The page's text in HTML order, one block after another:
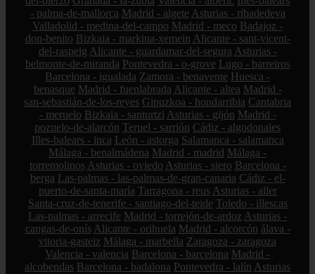
- palma-de-mallorca Madrid - algete Asturias - ribadedeva
Valladolid - medina-del-campo Madrid - meco Badajoz -
don-benito Bizkaia - markina-xemein Alicante - sant-vicent-
del-raspeig Alicante - guardamar-del-segura Asturias -
belmonte-de-miranda Pontevedra - o-grove Lugo - barreiros
Barcelona - igualada Zamora - benavente Huesca -
benasque Madrid - fuenlabrada Alicante - altea Madrid -
san-sebastián-de-los-reyes Gipuzkoa - hondarribia Cantabria
- meruelo Bizkaia - santurtzi Asturias - gijón Madrid -
pozuelo-de-alarcón Teruel - sarrión Cádiz - algodonales
Illes-balears - inca León - astorga Salamanca - salamanca
Málaga - benalmádena Madrid - madrid Málaga -
torremolinos Asturias - oviedo Asturias - siero Barcelona -
berga Las-palmas - las-palmas-de-gran-canaria Cádiz - el-
puerto-de-santa-maría Tarragona - reus Asturias - aller
Santa-cruz-de-tenerife - santiago-del-teide Toledo - illescas
Las-palmas - arrecife Madrid - torrejón-de-ardoz Asturias -
cangas-de-onís Alicante - orihuela Madrid - alcorcón álava -
vitoria-gasteiz Málaga - marbella Zaragoza - zaragoza
Valencia - valencia Barcelona - barcelona Madrid -
alcobendas Barcelona - badalona Pontevedra - lalín Asturias